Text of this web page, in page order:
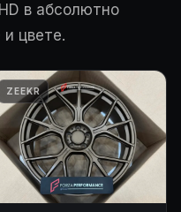
в абсолютно
цвете.
ZEEKR